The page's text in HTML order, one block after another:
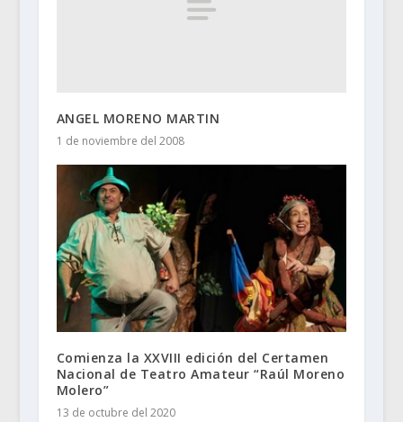
ANGEL MORENO MARTIN
1 de noviembre del 2008
Comienza la XXVIII edición del Certamen
Nacional de Teatro Amateur “Raúl Moreno
Molero”
13 de octubre del 2020